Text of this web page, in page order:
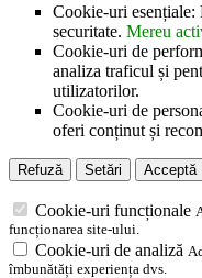
Cookie-uri esențiale:
securitate. Mereu
Cookie-uri de
analiza traficul și
utilizatorilor.
Cookie-uri de
oferi conținut și
Refuză Setări Acceptă
Cookie-uri funcționale
funcționarea site-ului.
Cookie-uri de analiză
îmbunătăți experiența dvs.